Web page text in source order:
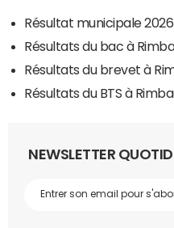
Résultat municipale
Résultats du bac à
Résultats du brevet à
Résultats du BTS à
NEWSLETTER